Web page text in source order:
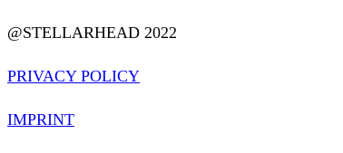
@STELLARHEAD 2022
PRIVACY POLICY
IMPRINT